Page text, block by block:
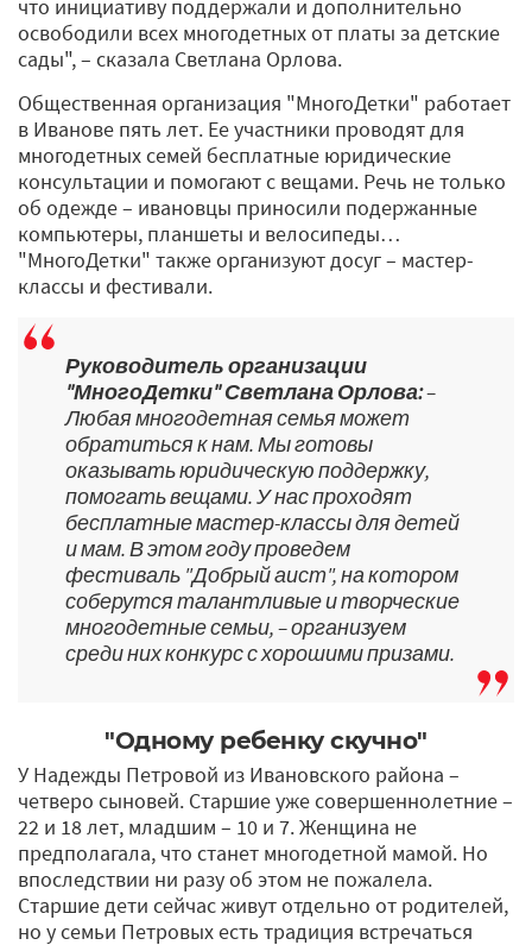
что инициативу поддержали и дополнительно
освободили всех многодетных от платы за детские
сады", – сказала Светлана Орлова.
Общественная организация "МногоДетки" работает
в Иванове пять лет. Ее участники проводят для
многодетных семей бесплатные юридические
консультации и помогают с вещами. Речь не только
об одежде – ивановцы приносили подержанные
компьютеры, планшеты и велосипеды…
"МногоДетки" также организуют досуг – мастер-
классы и фестивали.
Руководитель организации
"МногоДетки" Светлана Орлова:–
Любая многодетная семья может
обратиться к нам. Мы готовы
оказывать юридическую поддержку,
помогать вещами. У нас проходят
бесплатные мастер-­классы для детей
и мам. В этом году проведем
фестиваль "Добрый аист", на котором
соберутся талантливые и творческие
многодетные семьи, – организуем
среди них конкурс с хорошими призами.
"Одному ребенку скучно"
У Надежды Петровой из Ивановского района –
четверо сыновей. Старшие уже совершеннолетние –
22 и 18 лет, младшим – 10 и 7. Женщина не
предполагала, что станет многодетной мамой. Но
впоследствии ни разу об этом не пожалела.
Старшие дети сейчас живут отдельно от родителей,
но у семьи Петровых есть традиция встречаться